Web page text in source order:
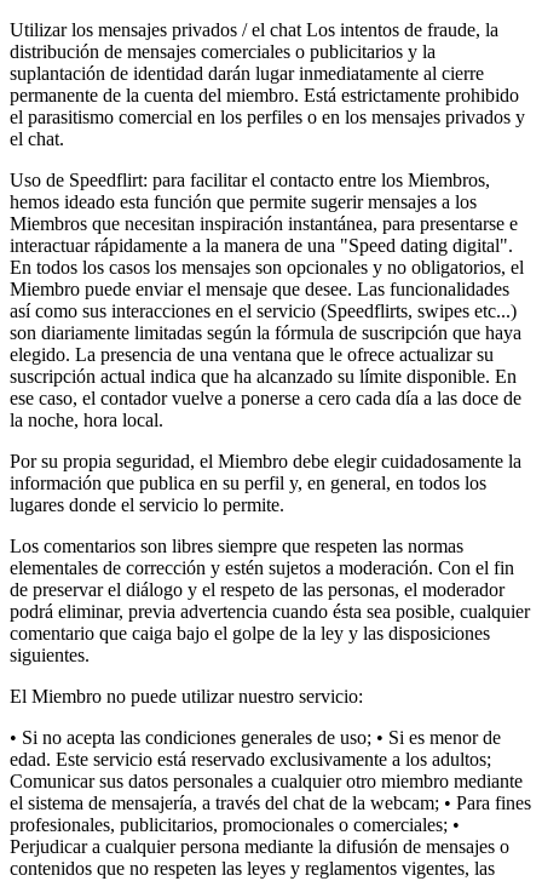
Utilizar los mensajes privados / el chat Los intentos de fraude, la
distribución de mensajes comerciales o publicitarios y la
suplantación de identidad darán lugar inmediatamente al cierre
permanente de la cuenta del miembro. Está estrictamente prohibido
el parasitismo comercial en los perfiles o en los mensajes privados y
el chat.
Uso de Speedflirt: para facilitar el contacto entre los Miembros,
hemos ideado esta función que permite sugerir mensajes a los
Miembros que necesitan inspiración instantánea, para presentarse e
interactuar rápidamente a la manera de una "Speed dating digital".
En todos los casos los mensajes son opcionales y no obligatorios, el
Miembro puede enviar el mensaje que desee. Las funcionalidades
así como sus interacciones en el servicio (Speedflirts, swipes etc...)
son diariamente limitadas según la fórmula de suscripción que haya
elegido. La presencia de una ventana que le ofrece actualizar su
suscripción actual indica que ha alcanzado su límite disponible. En
ese caso, el contador vuelve a ponerse a cero cada día a las doce de
la noche, hora local.
Por su propia seguridad, el Miembro debe elegir cuidadosamente la
información que publica en su perfil y, en general, en todos los
lugares donde el servicio lo permite.
Los comentarios son libres siempre que respeten las normas
elementales de corrección y estén sujetos a moderación. Con el fin
de preservar el diálogo y el respeto de las personas, el moderador
podrá eliminar, previa advertencia cuando ésta sea posible, cualquier
comentario que caiga bajo el golpe de la ley y las disposiciones
siguientes.
El Miembro no puede utilizar nuestro servicio:
• Si no acepta las condiciones generales de uso; • Si es menor de
edad. Este servicio está reservado exclusivamente a los adultos;
Comunicar sus datos personales a cualquier otro miembro mediante
el sistema de mensajería, a través del chat de la webcam; • Para fines
profesionales, publicitarios, promocionales o comerciales; •
Perjudicar a cualquier persona mediante la difusión de mensajes o
contenidos que no respeten las leyes y reglamentos vigentes, las